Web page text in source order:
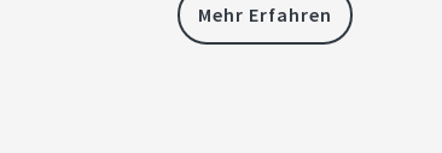
Mehr Erfahren